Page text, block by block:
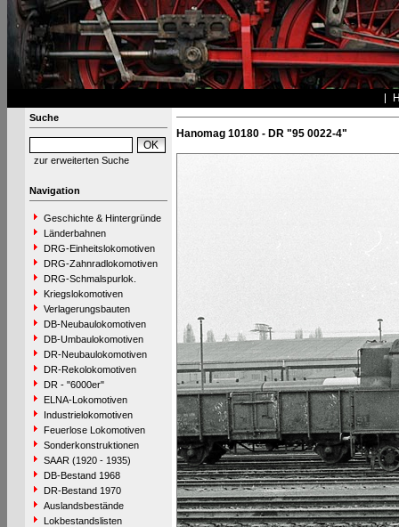
Suche
zur erweiterten Suche
Navigation
Geschichte & Hintergründe
Länderbahnen
DRG-Einheitslokomotiven
DRG-Zahnradlokomotiven
DRG-Schmalspurlok.
Kriegslokomotiven
Verlagerungsbauten
DB-Neubaulokomotiven
DB-Umbaulokomotiven
DR-Neubaulokomotiven
DR-Rekolokomotiven
DR - "6000er"
ELNA-Lokomotiven
Industrielokomotiven
Feuerlose Lokomotiven
Sonderkonstruktionen
SAAR (1920 - 1935)
DB-Bestand 1968
DR-Bestand 1970
Auslandsbestände
Lokbestandslisten
Hanomag 10180 - DR "95 0022-4"